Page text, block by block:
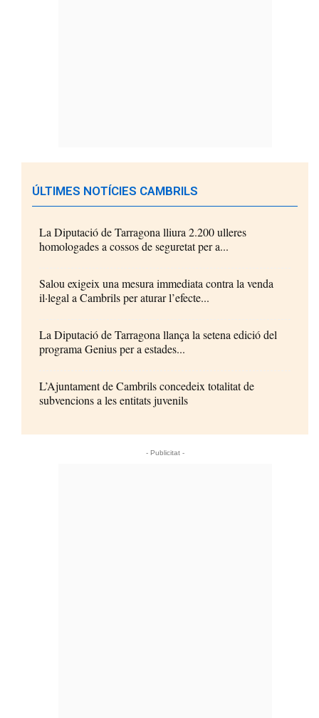
ÚLTIMES NOTÍCIES CAMBRILS
La Diputació de Tarragona lliura 2.200 ulleres
homologades a cossos de seguretat per a...
Salou exigeix una mesura immediata contra la venda
il·legal a Cambrils per aturar l’efecte...
La Diputació de Tarragona llança la setena edició del
programa Genius per a estades...
L’Ajuntament de Cambrils concedeix totalitat de
subvencions a les entitats juvenils
- Publicitat -